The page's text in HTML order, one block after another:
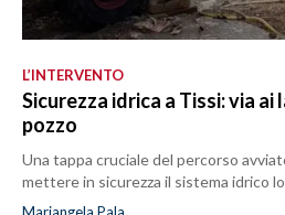
L’INTERVENTO
Sicurezza idrica a Tissi: via
pozzo
Una tappa cruciale del percorso
mettere in sicurezza il sistema idrico